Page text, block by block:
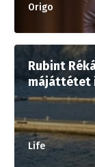
Origo
Rubint
májáttétet
Life